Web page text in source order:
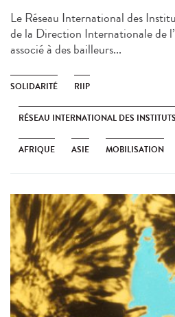
Le Réseau International des
de la Direction Internationale de
associé à des bailleurs...
SOLIDARITÉ RIIP
RÉSEAU INTERNATIONAL DES
AFRIQUE ASIE MOBILISATION